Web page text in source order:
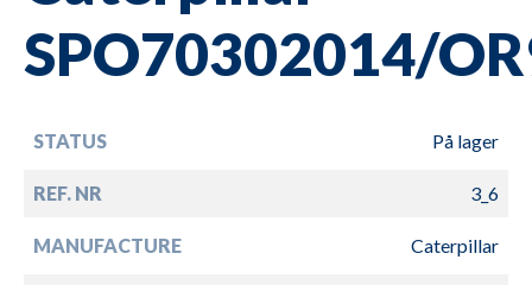
SPO70302014/
STATUS På lager
REF. NR 3_6
MANUFACTURE Caterpillar